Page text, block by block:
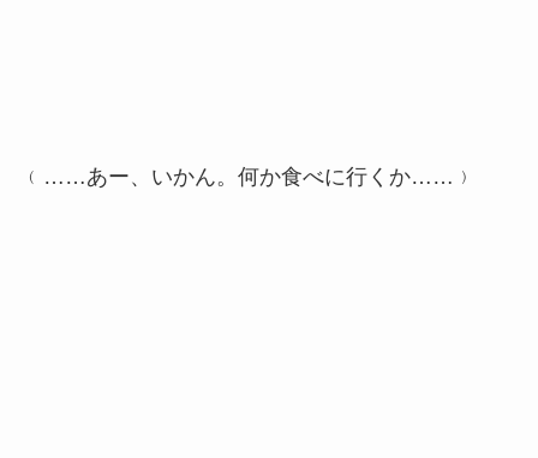
﹙……あー、いかん。何か食べに行くか……﹚